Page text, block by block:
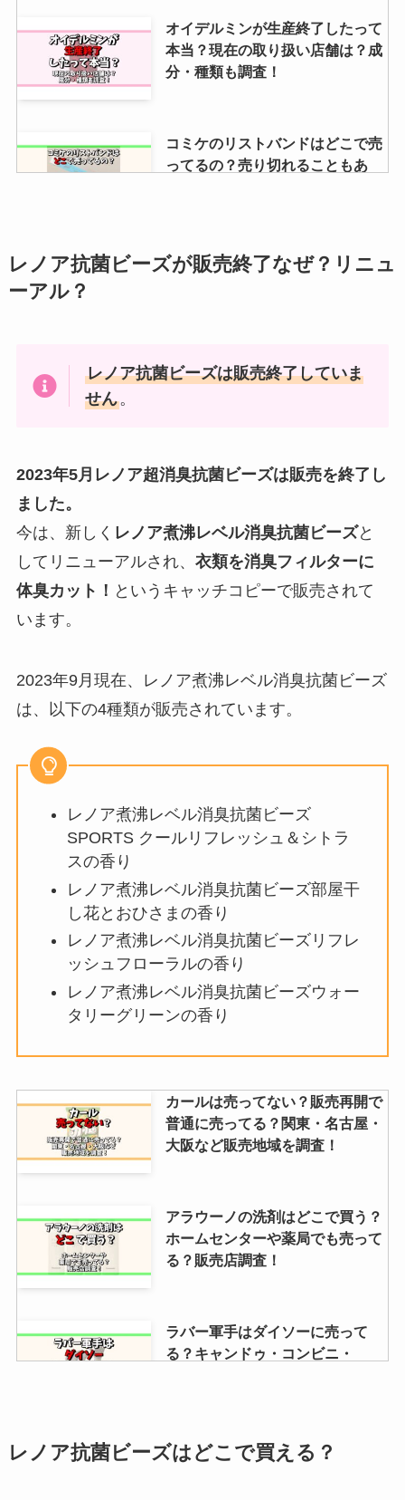
メディカルプルーフの取扱店は？
アットコスメ・公式で売ってる？
口コミもチェック！
ヒメamiiboを売ってる場所はど
こ？ヤマダ電機・ヨドバシ・エデ
ィオン・ビックカメラなどを調
オイデルミンが生産終了したって
本当？現在の取り扱い店舗は？成
アテニアクレンジングの取扱店舗
b-casカードはどこで買えるの？
使い回しはできる？
オイデルミンが生産終了したって
本当？現在の取り扱い店舗は？成
分・種類も調査！
コミケのリストバンドはどこで売
ってるの？売り切れることもあ
ロックガーデンの石はどこで売っ
てる？カインズやコメリは？販売
カリポリが販売終了した理由はな
ゴムポンバスブラシはどこで売っ
100均・東急ハンズなど調査！
マツエクのコーティング剤はドラ
ホワイピュアexのドラックストア
る？口コミも調査
龍の髭のお菓子を売ってる場所は
アミノメイソンが販売終了？なぜ
リニューアル？amazonや市販で
売ってる値段は？
レノア抗菌ビーズが販売終了なぜ？リニュ
ーアル？
レノア抗菌ビーズは販売終了していま
せん。
2023年5月レノア超消臭抗菌ビーズは販売を終了し
ました。
今は、新しく レノア煮沸レベル消臭抗菌ビーズと
してリニューアルされ、 衣類を消臭フィルターに
体臭カット！ というキャッチコピーで販売されて
います。
2023年9月現在、レノア煮沸レベル消臭抗菌ビーズ
は、以下の4種類が販売されています。
レノア煮沸レベル消臭抗菌ビーズ
SPORTS クールリフレッシュ＆シトラ
スの香り
レノア煮沸レベル消臭抗菌ビーズ部屋干
し花とおひさまの香り
レノア煮沸レベル消臭抗菌ビーズリフレ
ッシュフローラルの香り
レノア煮沸レベル消臭抗菌ビーズウォー
タリーグリーンの香り
カールは売ってない？販売再開で
普通に売ってる？関東・名古屋・
大阪など販売地域を調査！
アラウーノの洗剤はどこで買う？
ホームセンターや薬局でも売って
る？販売店調査！
ラバー軍手はダイソーに売って
る？キャンドゥ・コンビニ・
オルビスのヘアミルクはドラッグ
ストアに売ってる？取扱店や値段
レノア抗菌ビーズはどこで買える？